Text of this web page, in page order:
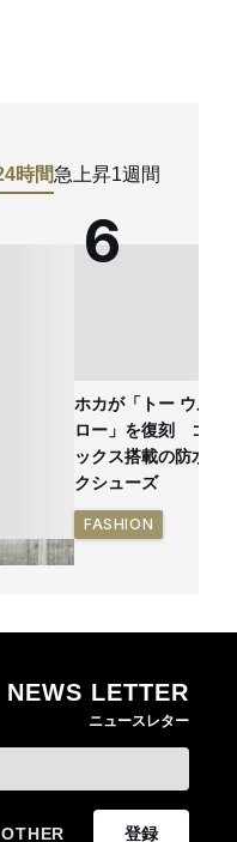
時間急上昇1週間
具シリ
点物を
ホカが「トー ウルト
ロー」を復刻 ゴア
ックス搭載の防水ハ
クシューズ
FASHION
NEWS LETTER
ニュースレター
OTHER 登録